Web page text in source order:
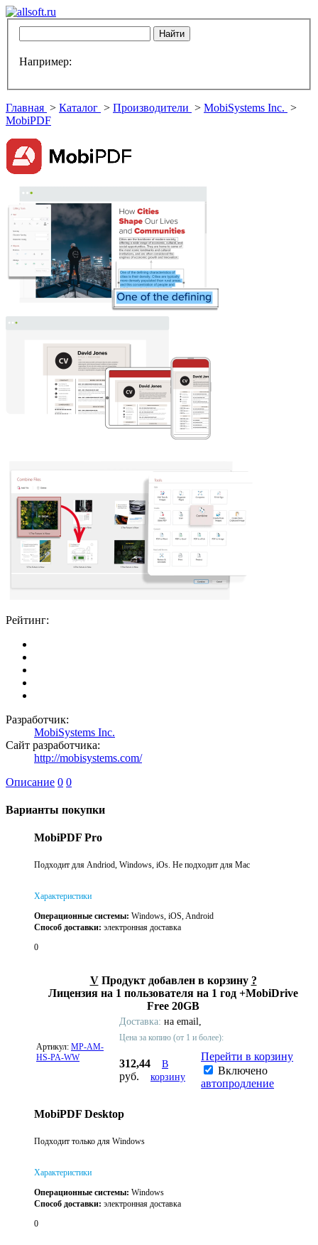
Например:
Главная > Каталог > Производители > MobiSystems Inc. >
MobiPDF
Рейтинг:
Разработчик:
MobiSystems Inc.
Сайт разработчика:
http://mobisystems.com/
Описание 0 0
Варианты покупки
MobiPDF Pro
Подходит для Andriod, Windows, iOs. Не подходит для Mac
Характеристики
Операционные системы: Windows, iOS, Android
Способ доставки: электронная доставка
0
V Продукт добавлен в корзину ?
Лицензия на 1 пользователя на 1 год +MobiDrive
Free 20GB
Артикул: MP-AM-
HS-PA-WW
Доставка: на email,
Цена за копию (от 1 и более):
312,44
руб.
В
корзину
Перейти в корзину
Включено
автопродление
MobiPDF Desktop
Подходит только для Windows
Характеристики
Операционные системы: Windows
Способ доставки: электронная доставка
0